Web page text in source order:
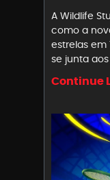
A Wildlife
como a
estrelas em
se junta
Continue